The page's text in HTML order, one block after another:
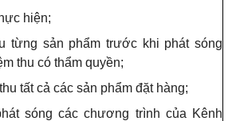
hiện;
từng sản phẩm trước khi phát sóng
thu có thẩm quyền;
tất cả các sản phẩm đặt hàng;
sóng các chương trình của Kênh